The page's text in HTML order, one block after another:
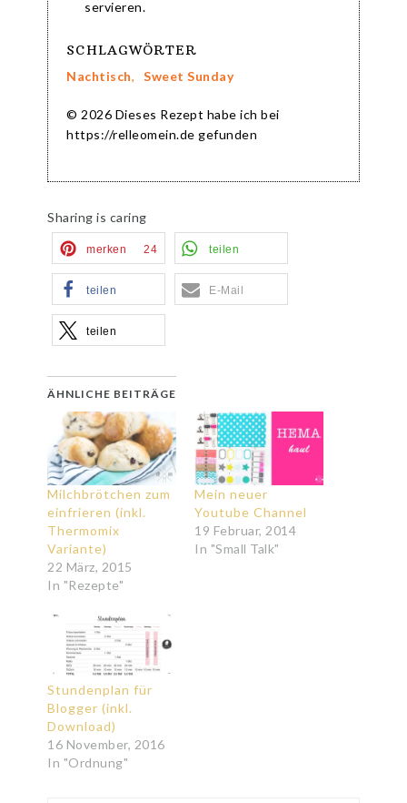
servieren.
SCHLAGWÖRTER
Nachtisch, Sweet Sunday
© 2026 Dieses Rezept habe ich bei
https://relleomein.de gefunden
Sharing is caring
merken 24 teilen
teilen E-Mail
teilen
ÄHNLICHE BEITRÄGE
Milchbrötchen zum
einfrieren (inkl.
Thermomix
Variante)
22 März, 2015
In "Rezepte"
Mein neuer
Youtube Channel
19 Februar, 2014
In "Small Talk"
Stundenplan für
Blogger (inkl.
Download)
16 November, 2016
In "Ordnung"